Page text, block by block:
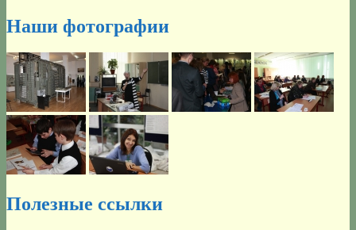
Наши фотографии
Полезные ссылки